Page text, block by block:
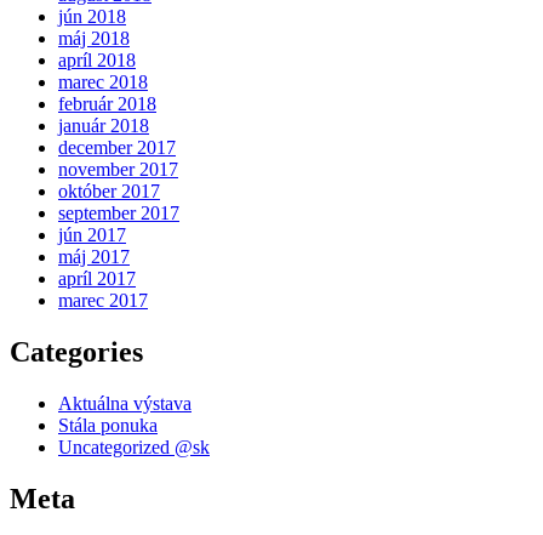
jún 2018
máj 2018
apríl 2018
marec 2018
február 2018
január 2018
december 2017
november 2017
október 2017
september 2017
jún 2017
máj 2017
apríl 2017
marec 2017
Categories
Aktuálna výstava
Stála ponuka
Uncategorized @sk
Meta